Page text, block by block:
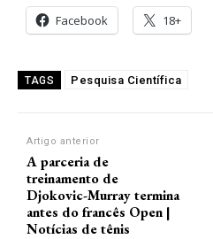
Facebook 18+
TAGS Pesquisa Científica
Artigo anterior
A parceria de
treinamento de
Djokovic-Murray termina
antes do francês Open |
Notícias de tênis